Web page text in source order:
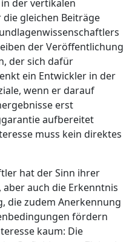
der vertikalen
gleichen Beiträge
der Veröffentlichung
der sich dafür
ein Entwickler in der
wenn er darauf
erst
aufbereitet
muss kein direktes
hat der Sinn ihrer
auch die Erkenntnis
die zudem Anerkennung
fördern
kaum: Die